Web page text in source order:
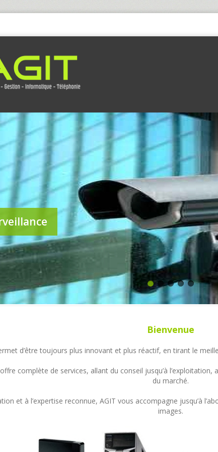
Bienvenue
d’être toujours plus innovant et plus réactif, en tirant le
complète de services, allant du conseil jusqu’à
du marché.
et à l’expertise reconnue, AGIT vous accompagne jusqu’à
images.